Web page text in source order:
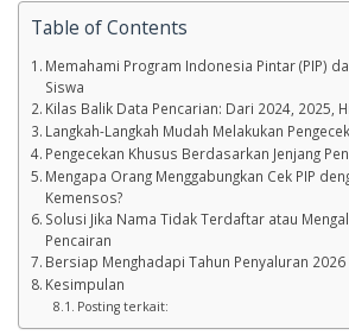
Table of Contents
Memahami Program Indonesia Pintar (PIP)
Siswa
Kilas Balik Data Pencarian: Dari 2024, 2025,
Langkah-Langkah Mudah Melakukan
Pengecekan Khusus Berdasarkan Jenjang
Mengapa Orang Menggabungkan Cek PIP
Kemensos?
Solusi Jika Nama Tidak Terdaftar atau
Pencairan
Bersiap Menghadapi Tahun Penyaluran 2026
Kesimpulan
Posting terkait: